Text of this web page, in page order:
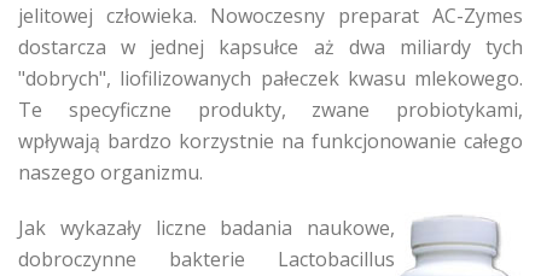
jelitowej człowieka. Nowoczesny preparat AC-Zymes
dostarcza w jednej kapsułce aż dwa miliardy tych
"dobrych", liofilizowanych pałeczek kwasu mlekowego.
Te specyficzne produkty, zwane probiotykami,
wpływają bardzo korzystnie na funkcjonowanie całego
naszego organizmu.
Jak wykazały liczne badania naukowe,
dobroczynne bakterie Lactobacillus